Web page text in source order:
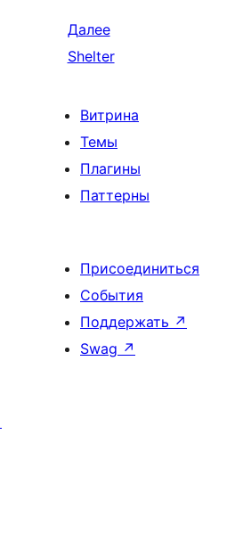
Далее
Shelter
Витрина
Темы
Плагины
Паттерны
Присоединиться
События
Поддержать ↗
Swag ↗